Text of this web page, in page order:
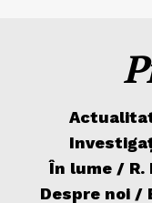
În lume / R.
Despre noi /